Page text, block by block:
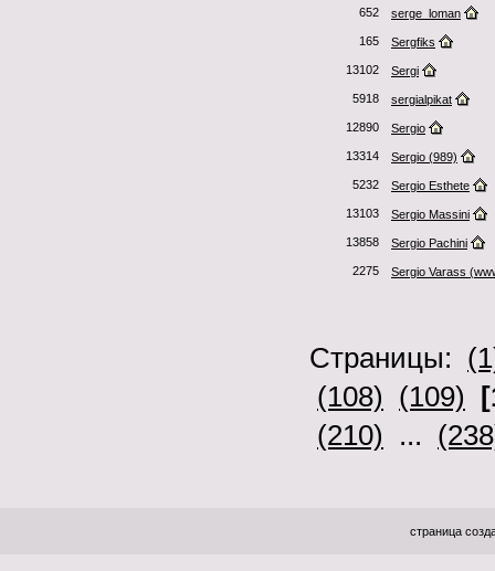
652 serge_loman
165 Sergfiks
13102 Sergi
5918 sergialpikat
12890 Sergio
13314 Sergio (989)
5232 Sergio Esthete
13103 Sergio Massini
13858 Sergio Pachini
2275 Sergio Varass
Страницы:
(108) (109)
(210) ...
страница